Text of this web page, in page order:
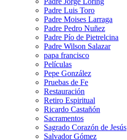
Padre Luis Toro
Padre Moises Larraga
Padre Pedro Nuñez
Padre Pío de Pietrelcina
Padre Wilson Salazar
papa francisco
Películas
Pepe González
Pruebas de Fe
Restauración
Retiro Espiritual
Ricardo Castañón
Sacramentos
Sagrado Corazón de Jesús
Salvador Gómez